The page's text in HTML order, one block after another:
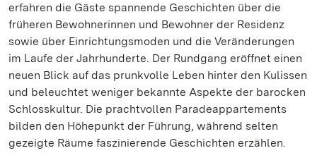
erfahren die Gäste spannende Geschichten über die
früheren Bewohnerinnen und Bewohner der Residenz
sowie über Einrichtungsmoden und die Veränderungen
im Laufe der Jahrhunderte. Der Rundgang eröffnet einen
neuen Blick auf das prunkvolle Leben hinter den Kulissen
und beleuchtet weniger bekannte Aspekte der barocken
Schlosskultur. Die prachtvollen Paradeappartements
bilden den Höhepunkt der Führung, während selten
gezeigte Räume faszinierende Geschichten erzählen.